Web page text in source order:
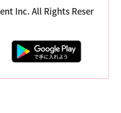
Inc. All Rights Reser